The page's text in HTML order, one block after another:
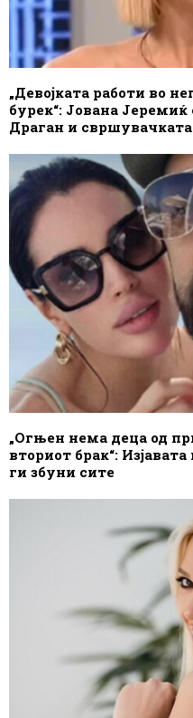
„Девојката работи во
бурек“: Јована
Драган и свршувачката
„Огњен нема деца од
вториот брак“:
ги збуни сите